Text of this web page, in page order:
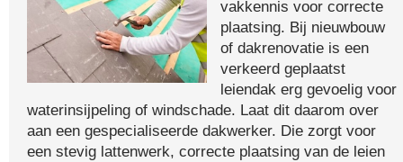
vakkennis voor correcte
plaatsing. Bij nieuwbouw
of dakrenovatie is een
verkeerd geplaatst
leiendak erg gevoelig voor
waterinsijpeling of windschade. Laat dit daarom over
aan een gespecialiseerde dakwerker. Die zorgt voor
een stevig lattenwerk, correcte plaatsing van de leien